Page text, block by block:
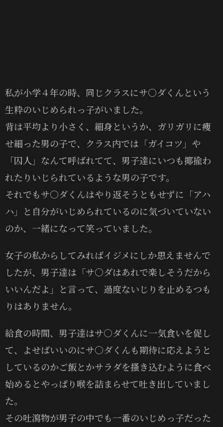
私が小学４年の時、同じクラスにサ〇ダくんという
生粋のいじめられっ子がいました。
背は平均より小さく、細身というか、ガリガリに痩
せ細った男の子で、クラス内では「ガイコツ」や
「囚人」なんて呼ばれてて、男子達にいつも揶揄わ
れたりいじられているような男の子です。
それでもサ〇ダくんはやり返そうともせずに「アハ
ハ」と自分がいじめられているのに気づいていない
のか、一緒になって笑っていました。
女子の私からしてみればイジメにしか思えませんで
したが、男子達は「サ〇ダはあれで楽しそうだから
いいんだよ」と言って、過度ないじりを止めるつも
りはありません。
給食の時間、男子達はサ〇ダくんに一気食いを促し
て、よせばいいのにサ〇ダくんも期待に応えようと
しているのかご飯とかサラダを搔き込むように食べ
始めるとやっぱり喉を詰まらせて吐き出していまし
た。
その吐瀉物が男子の中でも一番のいじめっ子だった